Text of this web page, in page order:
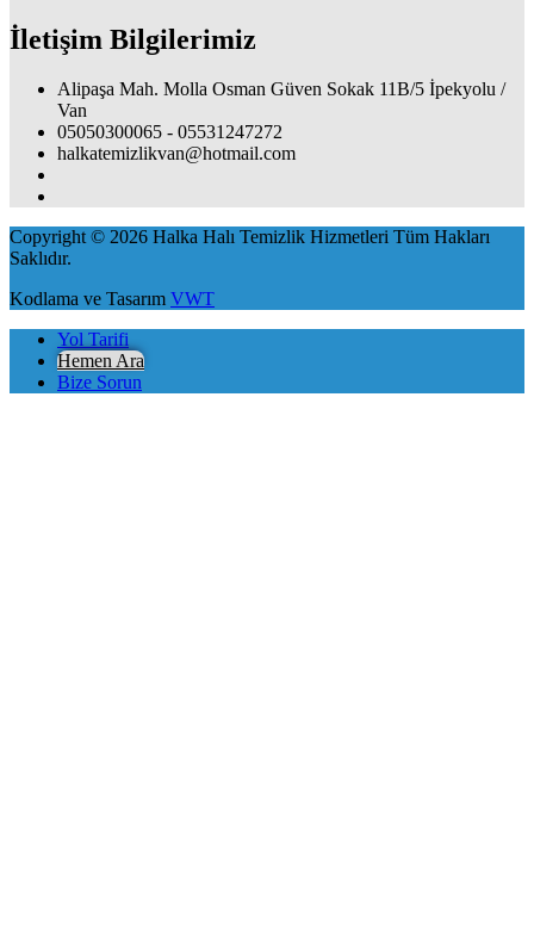
İletişim Bilgilerimiz
Alipaşa Mah. Molla Osman Güven Sokak 11B/5 İpekyolu /
Van
05050300065 - 05531247272
halkatemizlikvan@hotmail.com
Copyright © 2026 Halka Halı Temizlik Hizmetleri Tüm Hakları
Saklıdır.
Kodlama ve Tasarım VWT
Yol Tarifi
Hemen Ara
Bize Sorun